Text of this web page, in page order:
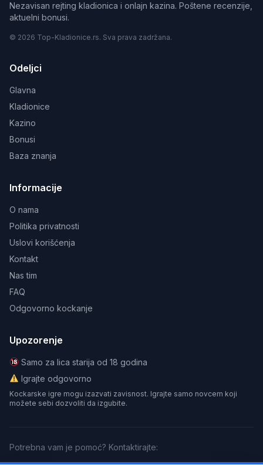
Nezavisan rejting kladionica i onlajn kazina. Poštene recenzije,
aktuelni bonusi.
© 2026 Top-Kladionice.rs. Sva prava zadržana.
Odeljci
Glavna
Kladionice
Kazino
Bonusi
Baza znanja
Informacije
O nama
Politika privatnosti
Uslovi korišćenja
Kontakt
Nas tim
FAQ
Odgovorno kockanje
Upozorenje
Samo za lica starija od 18 godina
Igrajte odgovorno
Kockarske igre mogu izazvati zavisnost. Igrajte samo novcem koji
možete sebi dozvoliti da izgubite.
Potrebna vam je pomoć? Kontaktirajte: